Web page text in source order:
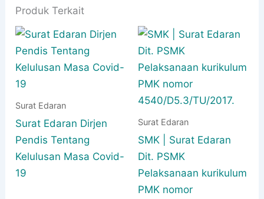
Produk Terkait
Surat Edaran
Surat Edaran Dirjen
Pendis Tentang
Kelulusan Masa Covid-
19
Surat Edaran
SMK | Surat Edaran
Dit. PSMK
Pelaksanaan kurikulum
PMK nomor